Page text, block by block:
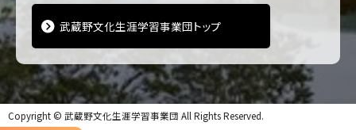
武蔵野文化生涯学習事業団トップ
Copyright © 武蔵野文化生涯学習事業団 All Rights Reserved.